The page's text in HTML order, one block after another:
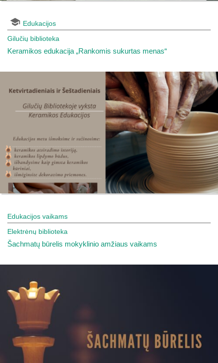
Edukacijos
Gilučių biblioteka
Keramikos edukacija „Rankomis sukurtas menas“
Edukacijos vaikams
Elektrėnų biblioteka
Šachmatų būrelis mokyklinio amžiaus vaikams